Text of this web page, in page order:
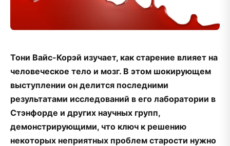
Тони Вайс-Корэй изучает, как старение влияет на
человеческое тело и мозг. В этом шокирующем
выступлении он делится последними
результатами исследований в его лаборатории в
Стэнфорде и других научных групп,
демонстрирующими, что ключ к решению
некоторых неприятных проблем старости нужно